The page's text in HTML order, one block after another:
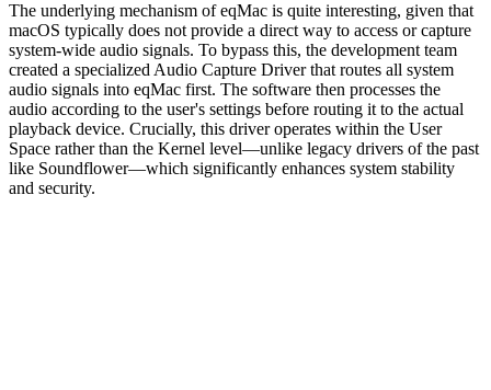
The underlying mechanism of eqMac is quite interesting, given that
macOS typically does not provide a direct way to access or capture
system-wide audio signals. To bypass this, the development team
created a specialized Audio Capture Driver that routes all system
audio signals into eqMac first. The software then processes the
audio according to the user's settings before routing it to the actual
playback device. Crucially, this driver operates within the User
Space rather than the Kernel level—unlike legacy drivers of the past
like Soundflower—which significantly enhances system stability
and security.